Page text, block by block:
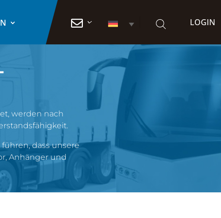
 LOGIN
werden nach
dass unsere
Anhänger und